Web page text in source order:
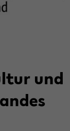
und